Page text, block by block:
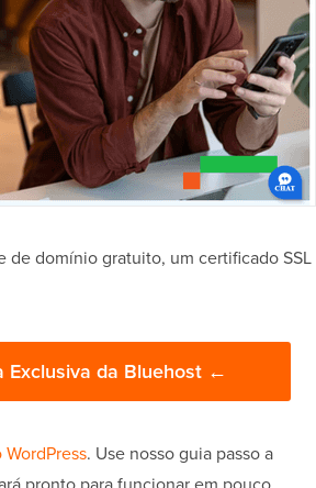
de domínio gratuito, um certificado SSL
Exclusiva da Bluehost ←
. Use nosso guia passo a